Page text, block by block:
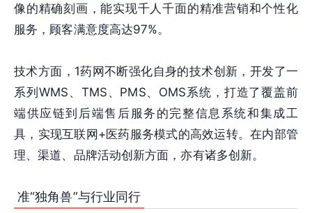
像的精确刻画，能实现千人千面的精准营销和个性化
服务，顾客满意度高达97%。
技术方面，1药网不断强化自身的技术创新，开发了一
系列WMS、TMS、PMS、OMS系统，打造了覆盖前
端供应链到后端售后服务的完整信息系统和集成工
具，实现互联网+医药服务模式的高效运转。在内部管
理、渠道、品牌活动创新方面，亦有诸多创新。
准“独角兽”与行业同行